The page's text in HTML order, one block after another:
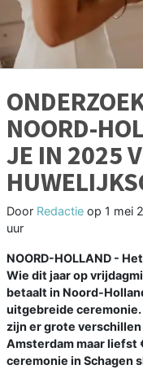
NOORD-
JE IN 2025
Door Redactie op 1 mei
uur
NOORD-HOLLAND -
Wie dit jaar op
betaalt in Noord-
uitgebreide ceremonie.
zijn er grote
Amsterdam maar liefst
ceremonie in Schagen